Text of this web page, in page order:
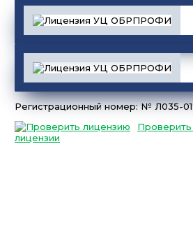
Регистрационный номер: № Л035-
Проверить
лицензии